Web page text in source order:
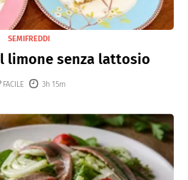
SEMIFREDDI
limone senza lattosio
FACILE 3h 15m